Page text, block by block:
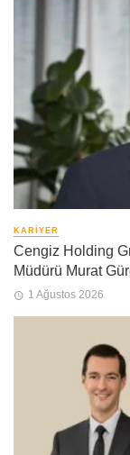
KARIYER
Cengiz Holding
Müdürü Murat
1 Ağustos 2026